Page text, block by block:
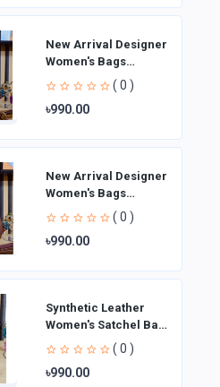
New Arrival Designer
Women′s Bags
Fashion Curved
design Handbags
Shoulder Bag La
( 0 )
৳990.00
New Arrival Designer
Women′s Bags
Fashion Curved
design Handbags
Shoulder Bag La
( 0 )
৳990.00
Synthetic Leather
Women's Satchel Bag
| Ladies Purse
Handbag | Handheld
Bag | Sl
( 0 )
৳990.00